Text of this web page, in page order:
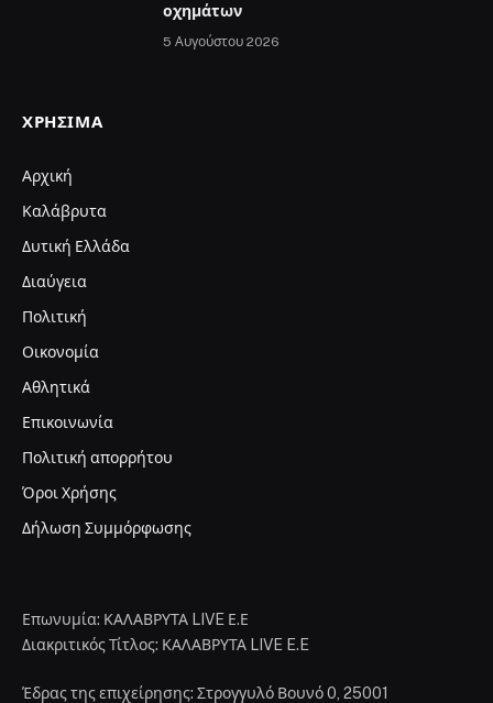
οχημάτων
5 Αυγούστου 2026
ΧΡΉΣΙΜΑ
Αρχική
Καλάβρυτα
Δυτική Ελλάδα
Διαύγεια
Πολιτική
Οικονομία
Αθλητικά
Επικοινωνία
Πολιτική απορρήτου
Όροι Χρήσης
Δήλωση Συμμόρφωσης
Επωνυμία: ΚΑΛΑΒΡΥΤΑ LIVE Ε.Ε
Διακριτικός Τίτλος: ΚΑΛΑΒΡΥΤΑ LIVE E.E
Έδρας της επιχείρησης: Στρογγυλό Βουνό 0, 25001